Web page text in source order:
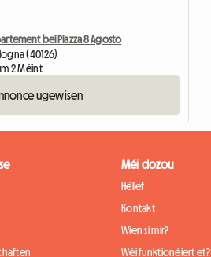
bei Piazza 8 Agosto
(40126)
2 Méint
ugewisen
Méi dozou
Hëllef
Kontakt
Wien si mir?
Wéi funktionéiert et?